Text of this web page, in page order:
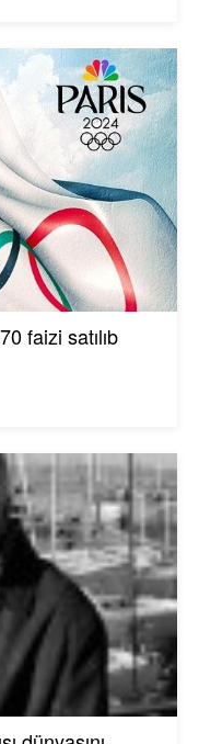
faizi satılıb